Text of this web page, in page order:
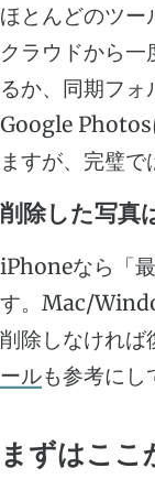
ほとんどのツー
クラウドから
るか、同期フォ
Google Photos
ますが、完璧で
削除した写真
iPhoneなら「
す。Mac/
削除しなければ
ールも参考にし
まずはここ